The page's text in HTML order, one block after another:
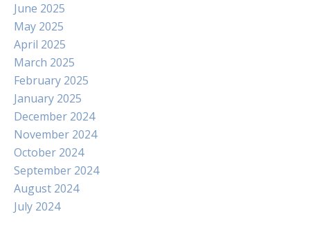
June 2025
May 2025
April 2025
March 2025
February 2025
January 2025
December 2024
November 2024
October 2024
September 2024
August 2024
July 2024